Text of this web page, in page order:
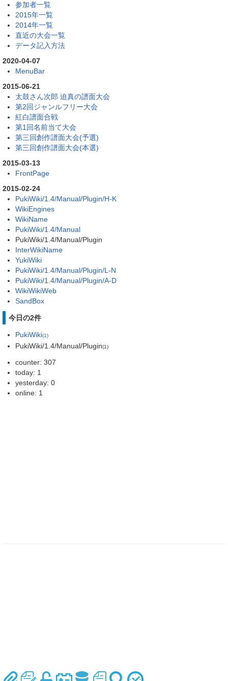
参加者一覧
2015年一覧
2014年一覧
直近の大会一覧
データ記入方法
2020-04-07
MenuBar
2015-06-21
太鼓さん次郎 迫真の譜面大会
第2回ジャンルフリー大会
紅白譜面合戦
第1回名前当て大会
第三回創作譜面大会(予選)
第三回創作譜面大会(本選)
2015-03-13
FrontPage
2015-02-24
PukiWiki/1.4/Manual/Plugin/H-K
WikiEngines
WikiName
PukiWiki/1.4/Manual
PukiWiki/1.4/Manual/Plugin
InterWikiName
YukiWiki
PukiWiki/1.4/Manual/Plugin/L-N
PukiWiki/1.4/Manual/Plugin/A-D
WikiWikiWeb
SandBox
今日の2件
PukiWiki(1)
PukiWiki/1.4/Manual/Plugin(1)
counter: 307
today: 1
yesterday: 0
online: 1